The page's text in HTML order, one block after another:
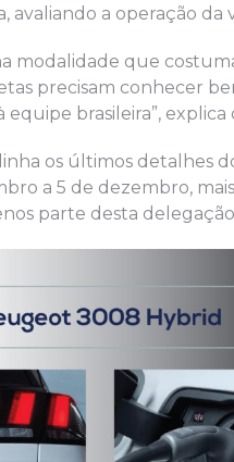
avaliando a operação
modalidade que
precisam conhecer
equipe brasileira”,
os últimos detalhes
a 5 de dezembro,
parte desta